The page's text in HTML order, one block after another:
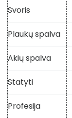
Svoris
Plaukų spalva
Akių spalva
Statyti
Profesija